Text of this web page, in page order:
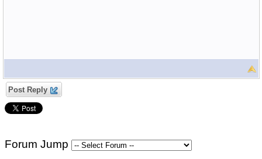
Post Reply
Forum Jump